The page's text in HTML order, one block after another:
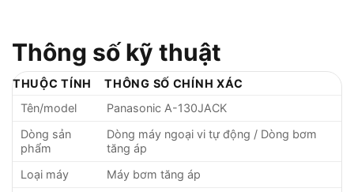
Thông số kỹ thuật
THUỘC TÍNH
THÔNG SỐ CHÍNH XÁC
Tên/model
Panasonic A-130JACK
Dòng sản
phẩm
Dòng máy ngoại vi tự động / Dòng bơm
tăng áp
Loại máy
Máy bơm tăng áp